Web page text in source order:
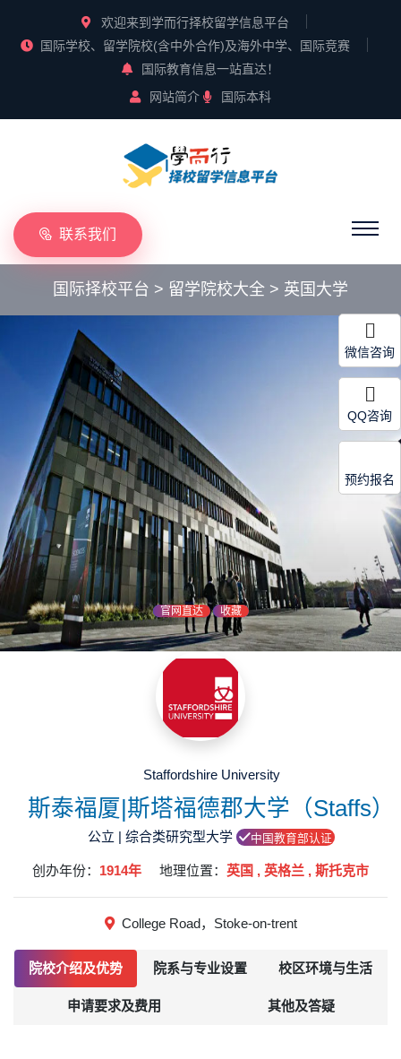
欢迎来到学而行择校留学信息平台
国际学校、留学院校(含中外合作)及海外中学、国际竞赛
国际教育信息一站直达！
网站简介
国际本科
联系我们
国际择校平台 > 留学院校大全 > 英国大学
官网直达 收藏
Staffordshire University
斯泰福厦|斯塔福德郡大学（Staffs）
公立 | 综合类研究型大学 中国教育部认证
创办年份： 1914年 地理位置： 英国 , 英格兰 , 斯托克市
College Road，Stoke-on-trent
院校介绍及优势 院系与专业设置 校区环境与生活
申请要求及费用 其他及答疑
微信咨询
QQ咨询
预约报名